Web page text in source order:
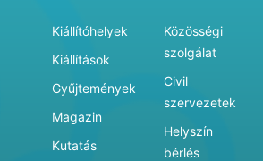
Kiállítóhelyek
Kiállítások
Gyűjtemények
Magazin
Kutatás
Közösségi
szolgálat
Civil
szervezetek
Helyszín
bérlés